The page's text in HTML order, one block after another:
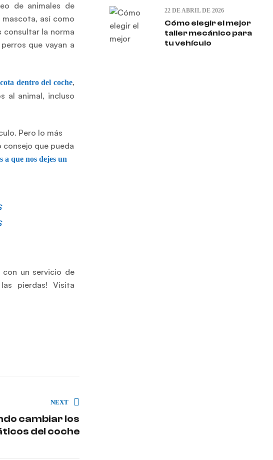
de animales de
así como
consultar la norma
que vayan a
dentro del coche,
al animal, incluso
Pero lo más
que pueda
a que nos dejes un
un servicio de
pierdas! Visita
NEXT
cambiar los
del coche
Cómo elegir el mejor
taller mecánico para
tu vehículo
22 DE ABRIL DE 2026